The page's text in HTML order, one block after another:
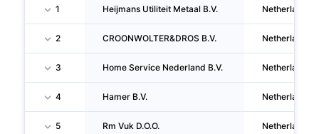
1 Heijmans Utiliteit Metaal B.V. Netherlands
2 CROONWOLTER&DROS B.V. Netherlands
3 Home Service Nederland B.V. Netherlands
4 Hamer B.V. Netherlands
5 Rm Vuk D.O.O. Netherlands